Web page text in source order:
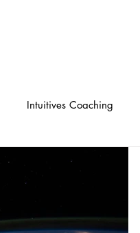
Intuitives Coaching